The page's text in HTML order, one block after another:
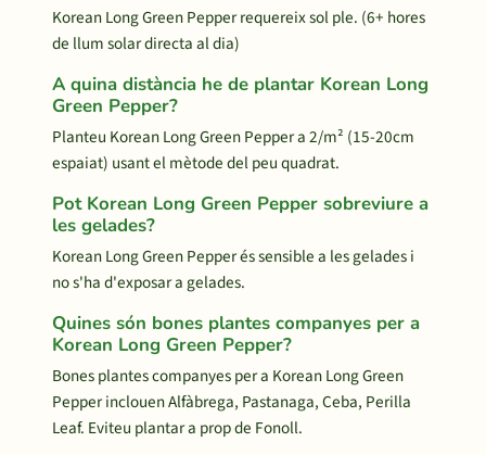
Korean Long Green Pepper requereix sol ple. (6+ hores
de llum solar directa al dia)
A quina distància he de plantar Korean Long
Green Pepper?
Planteu Korean Long Green Pepper a 2/m² (15-20cm
espaiat) usant el mètode del peu quadrat.
Pot Korean Long Green Pepper sobreviure a
les gelades?
Korean Long Green Pepper és sensible a les gelades i
no s'ha d'exposar a gelades.
Quines són bones plantes companyes per a
Korean Long Green Pepper?
Bones plantes companyes per a Korean Long Green
Pepper inclouen Alfàbrega, Pastanaga, Ceba, Perilla
Leaf. Eviteu plantar a prop de Fonoll.